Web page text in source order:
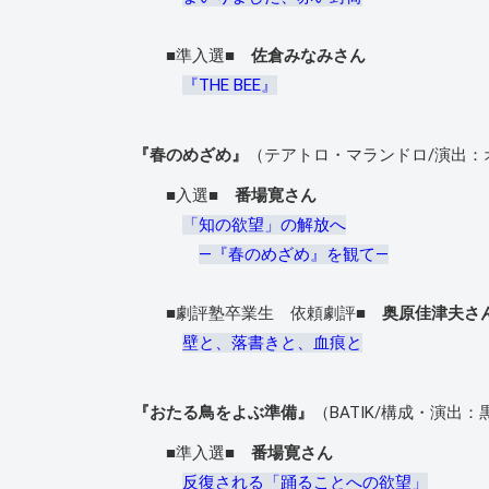
■準入選■ 佐倉みなみさん
『THE BEE』
『春のめざめ』 （テアトロ・マランドロ/演出：
■入選■ 番場寛さん
「知の欲望」の解放へ
―『春のめざめ』を観て―
■劇評塾卒業生 依頼劇評■ 奥原佳津夫さ
壁と、落書きと、血痕と
『おたる鳥をよぶ準備』 （BATIK/構成・演出：
■準入選■ 番場寛さん
反復される「踊ることへの欲望」